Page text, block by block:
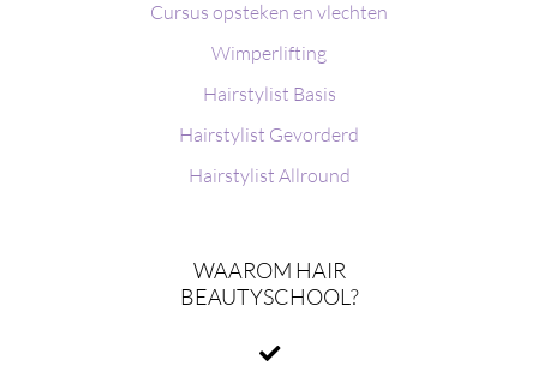
Cursus opsteken en vlechten
Wimperlifting
Hairstylist Basis
Hairstylist Gevorderd
Hairstylist Allround
WAAROM HAIR
BEAUTYSCHOOL?